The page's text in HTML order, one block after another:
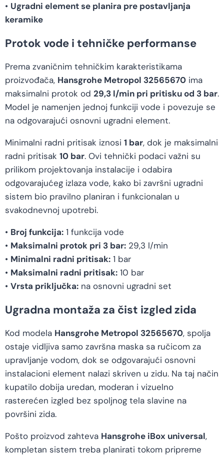
• Ugradni element se planira pre postavljanja
keramike
Protok vode i tehničke performanse
Prema zvaničnim tehničkim karakteristikama
proizvođača, Hansgrohe Metropol 32565670 ima
maksimalni protok od 29,3 l/min pri pritisku od 3 bar.
Model je namenjen jednoj funkciji vode i povezuje se
na odgovarajući osnovni ugradni element.
Minimalni radni pritisak iznosi 1 bar, dok je maksimalni
radni pritisak 10 bar. Ovi tehnički podaci važni su
prilikom projektovanja instalacije i odabira
odgovarajućeg izlaza vode, kako bi završni ugradni
sistem bio pravilno planiran i funkcionalan u
svakodnevnoj upotrebi.
• Broj funkcija: 1 funkcija vode
• Maksimalni protok pri 3 bar: 29,3 l/min
• Minimalni radni pritisak: 1 bar
• Maksimalni radni pritisak: 10 bar
• Vrsta priključka: na osnovni ugradni set
Ugradna montaža za čist izgled zida
Kod modela Hansgrohe Metropol 32565670, spolja
ostaje vidljiva samo završna maska sa ručicom za
upravljanje vodom, dok se odgovarajući osnovni
instalacioni element nalazi skriven u zidu. Na taj način
kupatilo dobija uredan, moderan i vizuelno
rasterećen izgled bez spoljnog tela slavine na
površini zida.
Pošto proizvod zahteva Hansgrohe iBox universal,
kompletan sistem treba planirati tokom pripreme